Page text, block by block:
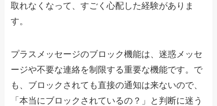
取れなくなって、すごく心配した経験がありま
す。
プラスメッセージのブロック機能は、迷惑メッセ
ージや不要な連絡を制限する重要な機能です。で
も、ブロックされても直接の通知は来ないので、
「本当にブロックされているの？」と判断に迷う